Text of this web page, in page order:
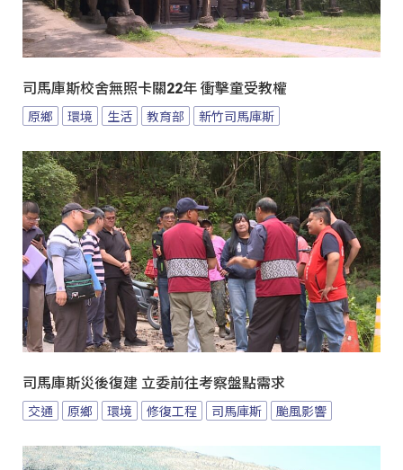
司馬庫斯校舍無照卡關22年 衝擊童受教權
原鄉 環境 生活 教育部 新竹司馬庫斯
司馬庫斯災後復建 立委前往考察盤點需求
交通 原鄉 環境 修復工程 司馬庫斯 颱風影響